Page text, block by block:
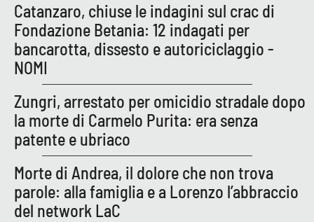
Catanzaro
Crotone
Vibo Valentia
Reggio Calabria
Cosenza
Lamezia Terme
Catanzaro, chiuse le indagini sul crac di
Fondazione Betania: 12 indagati per
bancarotta, dissesto e autoriciclaggio -
NOMI
Zungri, arrestato per omicidio stradale dopo
la morte di Carmelo Purita: era senza
patente e ubriaco
Morte di Andrea, il dolore che non trova
parole: alla famiglia e a Lorenzo l’abbraccio
del network LaC